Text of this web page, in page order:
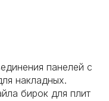
панелей с
накладных.
бирок для плит